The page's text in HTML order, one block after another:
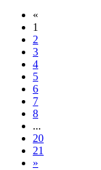
«
1
2
3
4
5
6
7
8
...
20
21
»